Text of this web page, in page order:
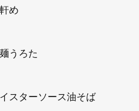
め
うろた
スターソース油そば